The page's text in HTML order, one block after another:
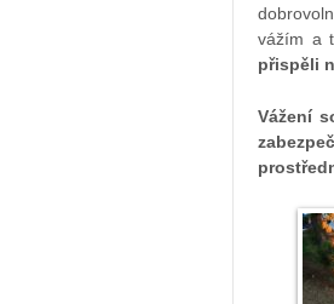
vážím a
přispěli
Vážení